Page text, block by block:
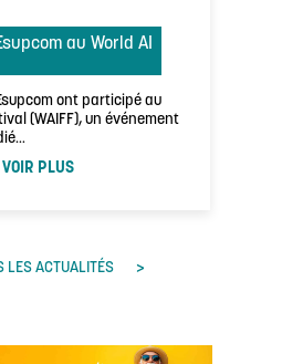
au World AI
ont participé au
(WAIFF), un événement
VOIR PLUS
LES ACTUALITÉS >